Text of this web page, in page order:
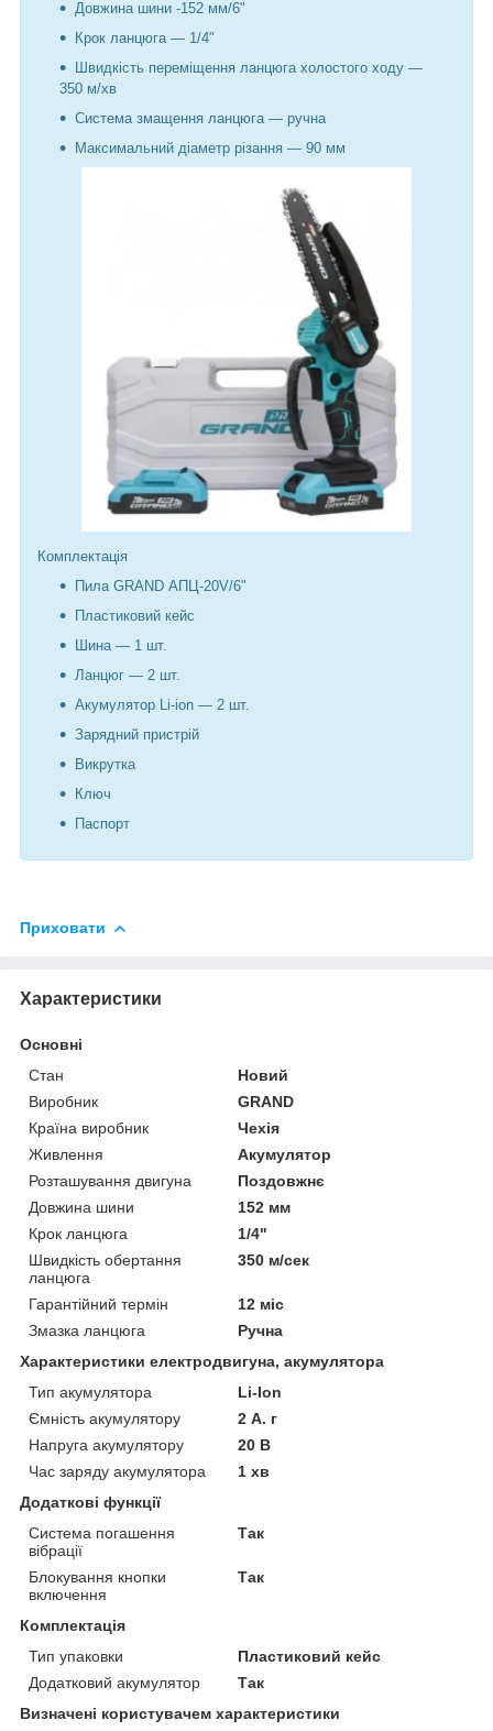
Довжина шини -152 мм/6"
Крок ланцюга — 1/4"
Швидкість переміщення ланцюга холостого ходу —
350 м/хв
Система змащення ланцюга — ручна
Максимальний діаметр різання — 90 мм
Комплектація
Пила GRAND АПЦ-20V/6"
Пластиковий кейс
Шина — 1 шт.
Ланцюг — 2 шт.
Акумулятор Li-ion — 2 шт.
Зарядний пристрій
Викрутка
Ключ
Паспорт
Приховати
Характеристики
Основні
Стан
Новий
Виробник
GRAND
Країна виробник
Чехія
Живлення
Акумулятор
Розташування двигуна
Поздовжнє
Довжина шини
152 мм
Крок ланцюга
1/4"
Швидкість обертання
ланцюга
350 м/сек
Гарантійний термін
12 міс
Змазка ланцюга
Ручна
Характеристики електродвигуна, акумулятора
Тип акумулятора
Li-Ion
Ємність акумулятору
2 А. г
Напруга акумулятору
20 В
Час заряду акумулятора
1 хв
Додаткові функції
Система погашення
вібрації
Так
Блокування кнопки
включення
Так
Комплектація
Тип упаковки
Пластиковий кейс
Додатковий акумулятор
Так
Визначені користувачем характеристики